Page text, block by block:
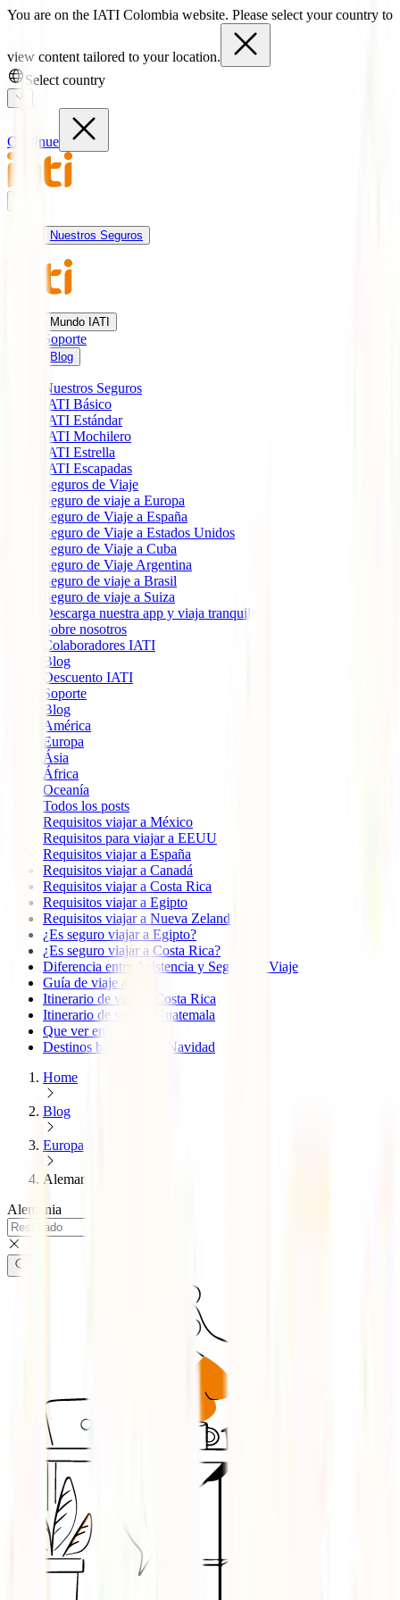
You are on the IATI Colombia website. Please select your country to
view content tailored to your location.
Select country
Continue
Nuestros Seguros
Mundo IATI
Soporte
Blog
Nuestros Seguros
IATI Básico
IATI Estándar
IATI Mochilero
IATI Estrella
IATI Escapadas
Seguros de Viaje
Seguro de viaje a Europa
Seguro de Viaje a España
Seguro de Viaje a Estados Unidos
Seguro de Viaje a Cuba
Seguro de Viaje Argentina
Seguro de viaje a Brasil
Seguro de viaje a Suiza
Descarga nuestra app y viaja tranquilo
Sobre nosotros
Colaboradores IATI
Blog
Descuento IATI
Soporte
Blog
América
Europa
Ásia
África
Oceanía
Todos los posts
Requisitos viajar a México
Requisitos para viajar a EEUU
Requisitos viajar a España
Requisitos viajar a Canadá
Requisitos viajar a Costa Rica
Requisitos viajar a Egipto
Requisitos viajar a Nueva Zelanda
¿Es seguro viajar a Egipto?
¿Es seguro viajar a Costa Rica?
Diferencia entre Asistencia y Seguro de Viaje
Guía de viaje a Perú
Itinerario de viaje a Costa Rica
Itinerario de viaje a Guatemala
Que ver en Oaxaca
Destinos baratos para Navidad
Home
Blog
Europa
Alemania
Alemania